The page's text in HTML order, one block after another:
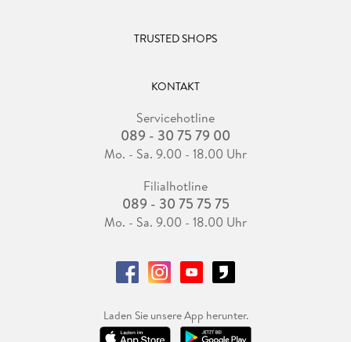
TRUSTED SHOPS
KONTAKT
Servicehotline
089 - 30 75 79 00
Mo. - Sa. 9.00 - 18.00 Uhr
Filialhotline
089 - 30 75 75 75
Mo. - Sa. 9.00 - 18.00 Uhr
Laden Sie unsere App herunter.